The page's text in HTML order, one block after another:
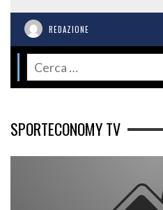
REDAZIONE
SPORTECONOMY TV